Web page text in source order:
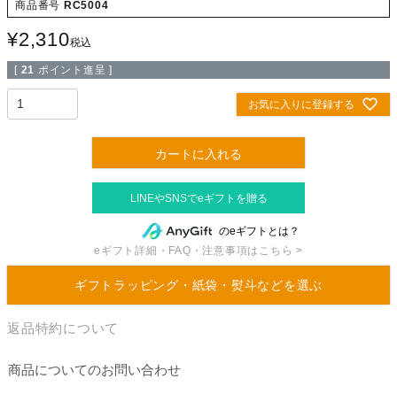
商品番号 RC5004
¥2,310税込
[ 21 ポイント進呈 ]
お気に入りに登録する
カートに入れる
のeギフトとは？
eギフト詳細・FAQ・注意事項はこちら >
ギフトラッピング・紙袋・熨斗などを選ぶ
返品特約について
商品についてのお問い合わせ